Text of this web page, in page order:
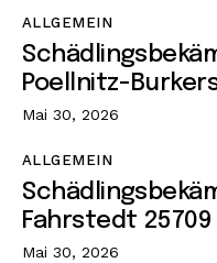
ALLGEMEIN
Poellnitz-
Mai 30, 2026
ALLGEMEIN
Fahrstedt 25709
Mai 30, 2026